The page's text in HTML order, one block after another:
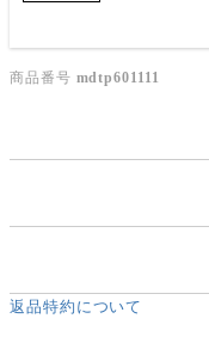
商品番号 mdtp601111
返品特約について